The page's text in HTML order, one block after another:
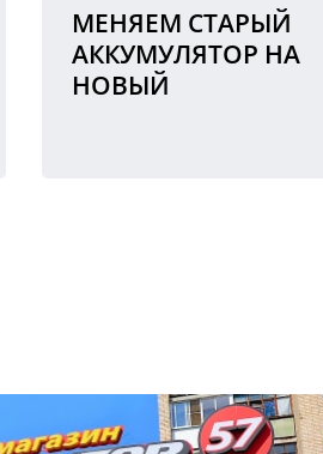
МЕНЯЕМ СТАРЫЙ
АККУМУЛЯТОР НА
НОВЫЙ